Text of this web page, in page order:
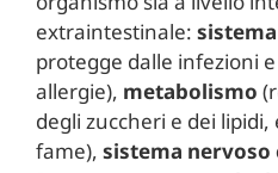
extraintestinale:
protegge dalle infezioni
allergie), metabolismo
degli zuccheri e dei lipidi,
fame), sistema nervoso